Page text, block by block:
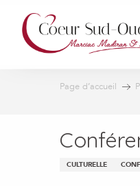
contenu
principal
Page d’accueil
CULTURELLE